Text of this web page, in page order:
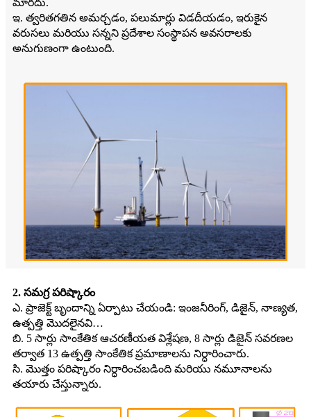
మారదు.
ఇ. త్వరితగతిన అమర్చడం, పలుమార్లు విడదీయడం, ఇరుకైన
వరుసలు మరియు సన్నని ప్రదేశాల సంస్థాపన అవసరాలకు
అనుగుణంగా ఉంటుంది.
2. సమగ్ర పరిష్కారం
ఎ. ప్రాజెక్ట్ బృందాన్ని ఏర్పాటు చేయండి: ఇంజనీరింగ్, డిజైన్, నాణ్యత,
ఉత్పత్తి మొదలైనవి…
బి. 5 సార్లు సాంకేతిక ఆచరణీయత విశ్లేషణ, 8 సార్లు డిజైన్ సవరణల
తర్వాత 13 ఉత్పత్తి సాంకేతిక ప్రమాణాలను నిర్ధారించారు.
సి. మొత్తం పరిష్కారం నిర్ధారించబడింది మరియు నమూనాలను
తయారు చేస్తున్నారు.